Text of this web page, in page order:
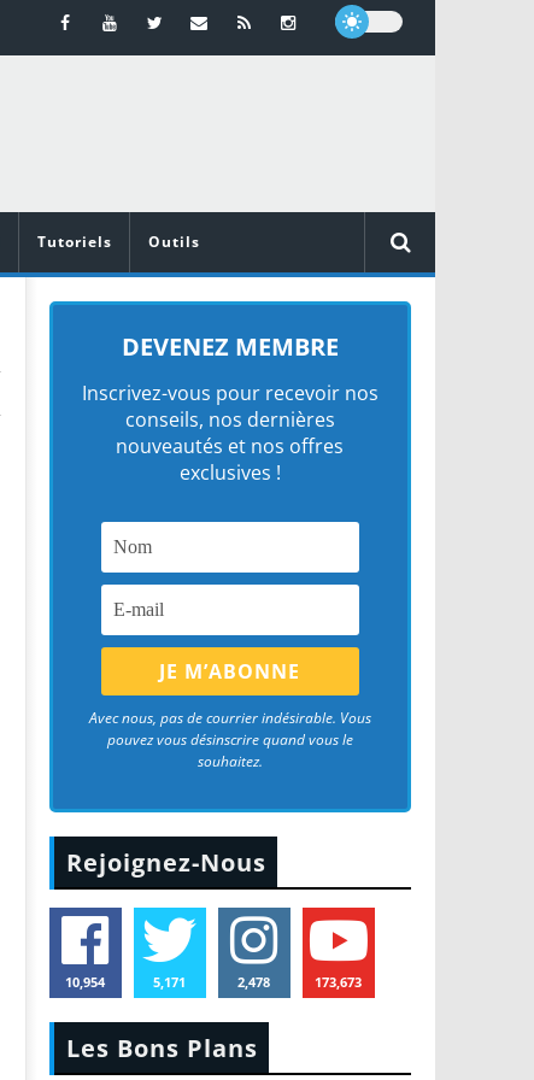
Tutoriels Outils
DEVENEZ MEMBRE
Inscrivez-vous pour recevoir nos
conseils, nos dernières
nouveautés et nos offres
exclusives !
Avec nous, pas de courrier indésirable. Vous
pouvez vous désinscrire quand vous le
souhaitez.
Rejoignez-Nous
10,954 5,171 2,478 173,673
Les Bons Plans